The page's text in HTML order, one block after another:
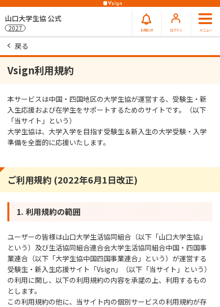
山口大学生協 公式
2027 お知らせ ログイン メニュー
戻る
Vsign利用規約
本サービスは中国・四国地区の大学生協が運営する、受験生・新
入生応援および在学生をサポートするためのサイトです。（以下
「当サイト」という）
大学生協は、大学入学を目指す受験生＆新入生の大学受験・入学
準備を全面的に応援いたします。
ご利用規約 (2022年6月1日改正)
1. 利用規約の範囲
ユーザーの皆様は山口大学生活協同組合（以下「山口大学生協」
という）及び生活協同組合連合会大学生活協同組合中国・四国事
業連合（以下「大学生協中国四国事業連合」という）が運営する
受験生・新入生応援サイト「Vsign」（以下「当サイト」という）
の利用に関し、以下の利用規約の内容を承諾の上、利用するもの
とします。
この利用規約の他に、当サイト内の個別サービスの利用規約が存